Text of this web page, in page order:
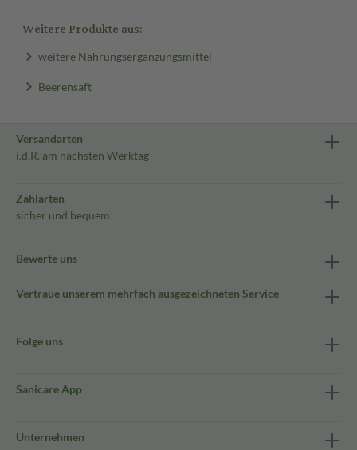
Weitere Produkte aus:
weitere Nahrungsergänzungsmittel
Beerensaft
Versandarten
i.d.R. am nächsten Werktag
Zahlarten
sicher und bequem
Bewerte uns
Vertraue unserem mehrfach ausgezeichneten Service
Folge uns
Sanicare App
Unternehmen